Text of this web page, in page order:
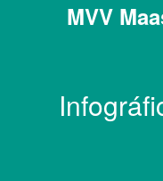
MVV